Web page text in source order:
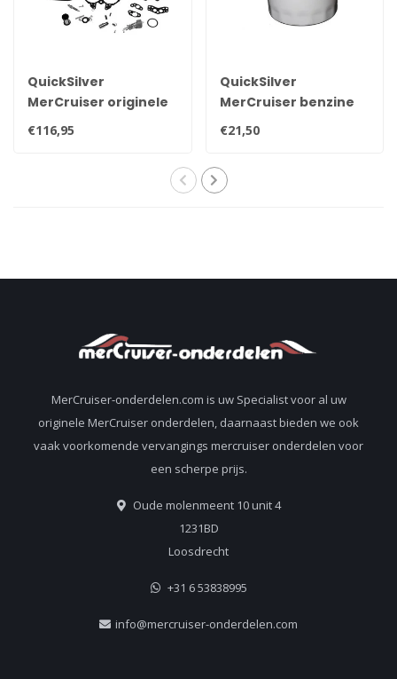
QuickSilver
MerCruiser originele
carburateur
reparatieset Mercarb
€116,95
QuickSilver
MerCruiser benzine
en water
afscheidings filter
€21,50
MerCruiser-onderdelen.com is uw Specialist voor al uw
originele MerCruiser onderdelen, daarnaast bieden we ook
vaak voorkomende vervangings mercruiser onderdelen voor
een scherpe prijs.
Oude molenmeent 10 unit 4
1231BD
Loosdrecht
+31 6 53838995
info@mercruiser-onderdelen.com